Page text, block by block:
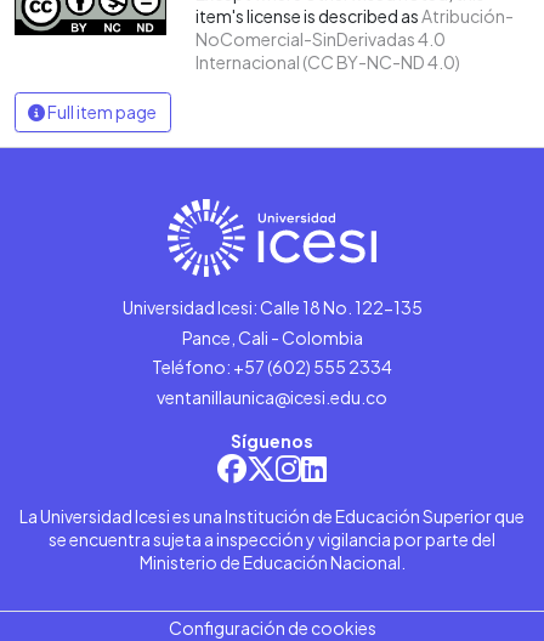
item's license is described asAtribución-
NoComercial-SinDerivadas 4.0
Internacional (CC BY-NC-ND 4.0)
Full item page
Universidad Icesi: Calle 18 No. 122-135
Pance, Cali - Colombia
Teléfono: +57 (602) 555 2334
ventanillaunica@icesi.edu.co
Síguenos
La Universidad Icesi es una Institución de Educación Superior que
se encuentra sujeta a inspección y vigilancia por parte del
Ministerio de Educación Nacional.
Configuración de cookies